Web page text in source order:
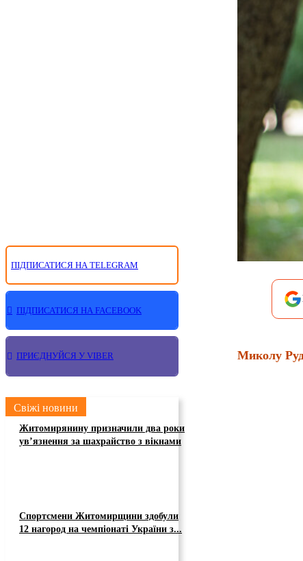
ПІДПИСАТИСЯ НА TELEGRAM
ПІДПИСАТИСЯ НА FACEBOOK
ПРИЄДНУЙСЯ У VIBER
Свіжі новини
Житомирянину призначили два роки
ув’язнення за шахрайство з вікнами
Спортсмени Житомирщини здобули
12 нагород на чемпіонаті України з...
Миколу